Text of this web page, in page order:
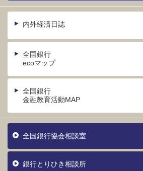
内外経済日誌
全国銀行
ecoマップ
全国銀行
金融教育活動MAP
全国銀行協会相談室
銀行とりひき相談所